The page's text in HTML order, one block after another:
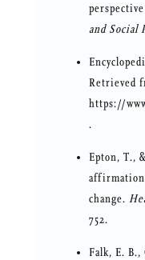
and Social
Retrieved
https://
.
Epton, T.,
affirmation
change.
752.
Falk, E. B.,